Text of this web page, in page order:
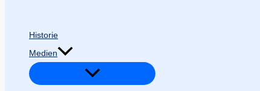
Historie
Medien